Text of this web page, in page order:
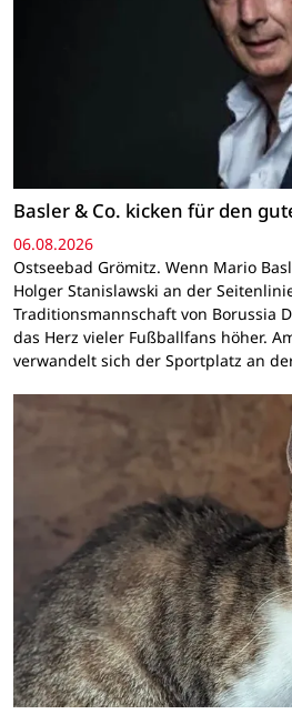
Basler & Co. kicken für den
06.08.2026
Ostseebad Grömitz. Wenn Mario
Holger Stanislawski an der
Traditionsmannschaft von Borussia
das Herz vieler Fußballfans höher.
verwandelt sich der Sportplatz an